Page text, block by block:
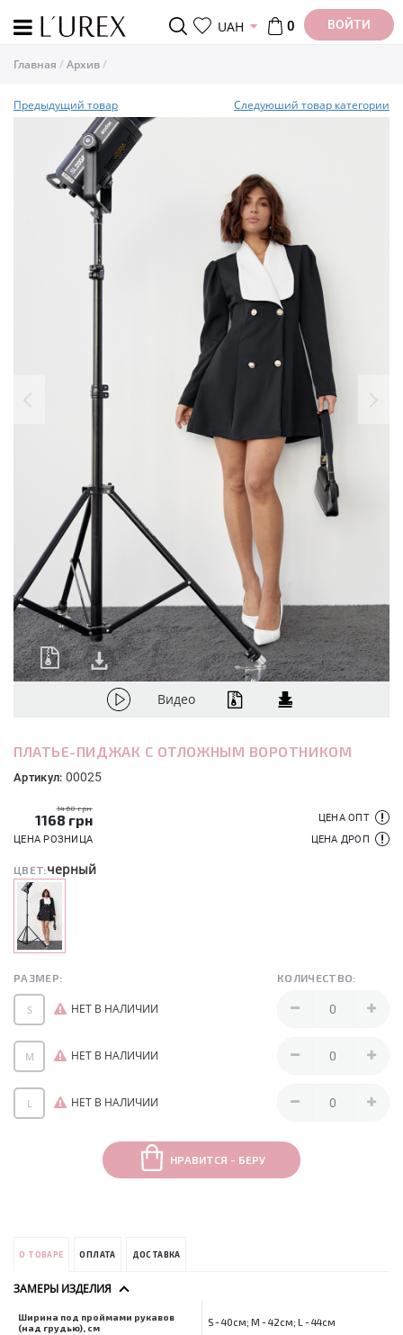
UAH 0 ВОЙТИ
Главная Архив
Предыдущий товар Следуюший товар категории
Видео
ПЛАТЬЕ-ПИДЖАК С ОТЛОЖНЫМ ВОРОТНИКОМ
Артикул: 00025
1460 грн
1168 грн
ЦЕНА РОЗНИЦА
ЦЕНА ОПТ
ЦЕНА ДРОП
ЦВЕТ:черный
РАЗМЕР: КОЛИЧЕСТВО:
S НЕТ В НАЛИЧИИ
M НЕТ В НАЛИЧИИ
L НЕТ В НАЛИЧИИ
НРАВИТСЯ - БЕРУ
О ТОВАРЕ ОПЛАТА ДОСТАВКА
ЗАМЕРЫ ИЗДЕЛИЯ
Ширина под проймами рукавов
(над грудью), см
S - 40см; M - 42см; L - 44см